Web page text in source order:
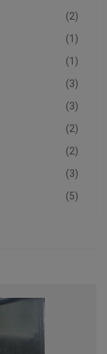
(2)
(1)
(1)
(3)
(3)
(2)
(2)
(3)
(5)